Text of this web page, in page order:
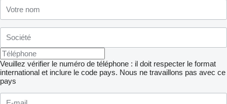
Veuillez vérifier le numéro de téléphone : il doit respecter le format
international et inclure le code pays. Nous ne travaillons pas avec ce
pays